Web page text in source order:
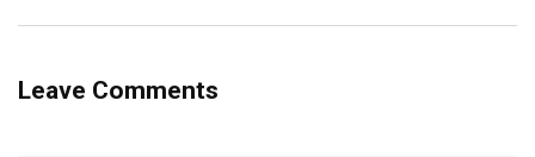
Leave Comments